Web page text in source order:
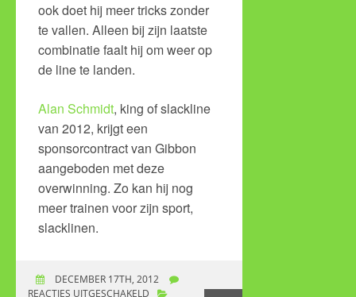
ook doet hij meer tricks zonder
te vallen. Alleen bij zijn laatste
combinatie faalt hij om weer op
de line te landen.
Alan Schmidt, king of slackline
van 2012, krijgt een
sponsorcontract van Gibbon
aangeboden met deze
overwinning. Zo kan hij nog
meer trainen voor zijn sport,
slacklinen.
DECEMBER 17TH, 2012
REACTIES UITGESCHAKELD VOOR KING OF